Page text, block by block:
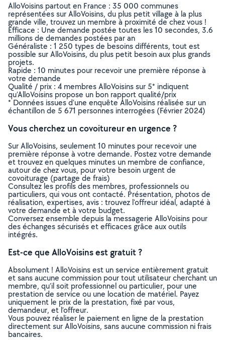
AlloVoisins partout en France : 35 000 communes
représentées sur AlloVoisins, du plus petit village à la plus
grande ville, trouvez un membre à proximité de chez vous !
Efficace : Une demande postée toutes les 10 secondes, 3.6
millions de demandes postées par an
Généraliste : 1 250 types de besoins différents, tout est
possible sur AlloVoisins, du plus petit besoin aux plus grands
projets.
Rapide : 10 minutes pour recevoir une première réponse à
votre demande
Qualité / prix : 4 membres AlloVoisins sur 5* indiquent
qu’AlloVoisins propose un bon rapport qualité/prix
* Données issues d’une enquête AlloVoisins réalisée sur un
échantillon de 5 671 personnes interrogées (Février 2024)
Vous cherchez un covoitureur en urgence ?
Sur AlloVoisins, seulement 10 minutes pour recevoir une
première réponse à votre demande. Postez votre demande
et trouvez en quelques minutes un membre de confiance,
autour de chez vous, pour votre besoin urgent de
covoiturage (partage de frais)
Consultez les profils des membres, professionnels ou
particuliers, qui vous ont contacté. Présentation, photos de
réalisation, expertises, avis : trouvez l'offreur idéal, adapté à
votre demande et à votre budget.
Conversez ensemble depuis la messagerie AlloVoisins pour
des échanges sécurisés et efficaces grâce aux outils
intégrés.
Est-ce que AlloVoisins est gratuit ?
Absolument ! AlloVoisins est un service entièrement gratuit
et sans aucune commission pour tout utilisateur cherchant un
membre, qu’il soit professionnel ou particulier, pour une
prestation de service ou une location de matériel. Payez
uniquement le prix de la prestation, fixé par vous,
demandeur, et l’offreur.
Vous pouvez réaliser le paiement en ligne de la prestation
directement sur AlloVoisins, sans aucune commission ni frais
bancaires.